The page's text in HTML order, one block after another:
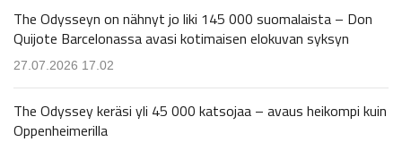
The Odysseyn on nähnyt jo liki 145 000 suomalaista – Don
Quijote Barcelonassa avasi kotimaisen elokuvan syksyn
27.07.2026 17.02
The Odyssey keräsi yli 45 000 katsojaa – avaus heikompi kuin
Oppenheimerilla